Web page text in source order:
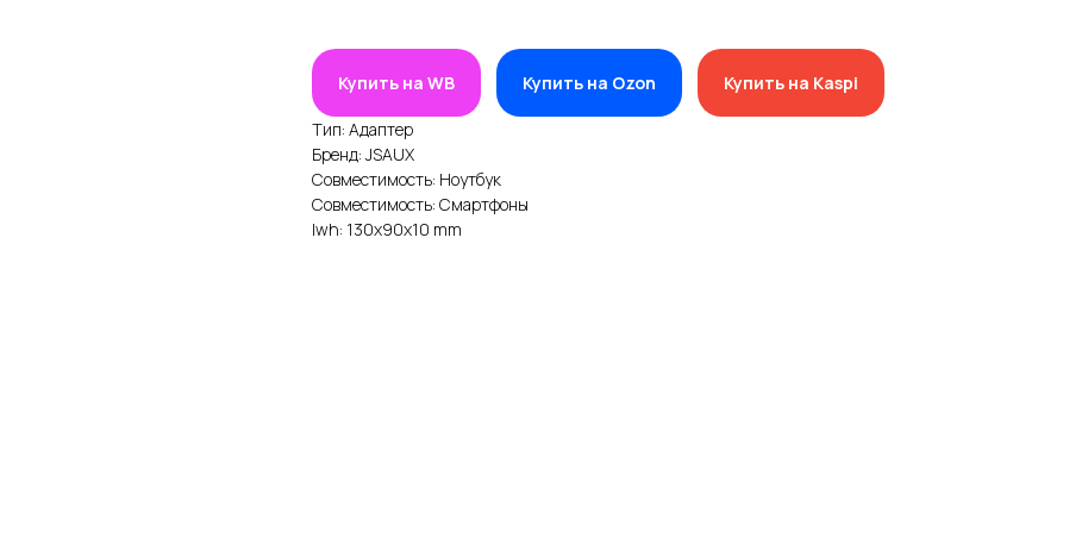
Купить на WB Купить на Ozon Купить на Kaspi
Тип: Адаптер
Бренд: JSAUX
Совместимость: Ноутбук
Совместимость: Смартфоны
lwh: 130x90x10 mm